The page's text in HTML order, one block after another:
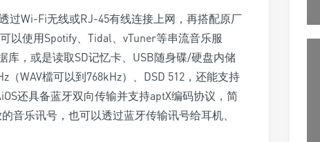
过Wi-Fi无线或RJ-45有线连接上网，再搭配原厂
以使用Spotify、Tidal、vTuner等串流音乐服
，或是读取SD记忆卡、USB随身碟/硬盘内储
WAV檔可以到768kHz）、DSD 512，还能支持
还具备蓝牙双向传输并支持aptX编码协议，简
音乐讯号，也可以透过蓝牙传输讯号给耳机、